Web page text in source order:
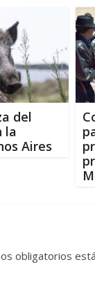
del
la
Aires
obligatorios